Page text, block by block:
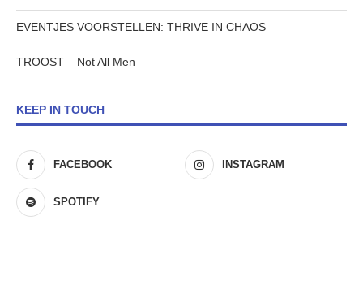
EVENTJES VOORSTELLEN: THRIVE IN CHAOS
TROOST – Not All Men
KEEP IN TOUCH
FACEBOOK INSTAGRAM
SPOTIFY